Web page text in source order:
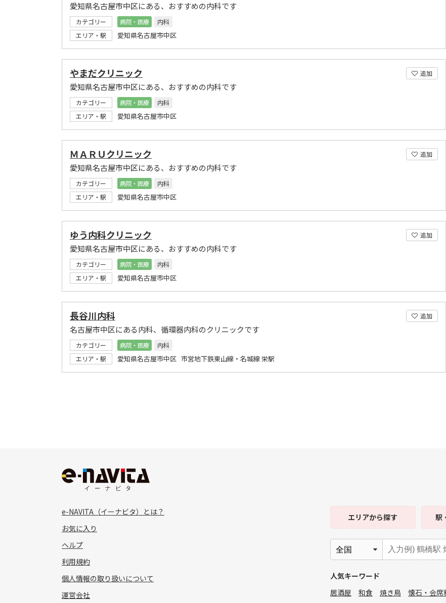
愛知県名古屋市中区にある、おすすめの内科です
カテゴリー 病院・医療
内科
エリア・駅
愛知県名古屋市中区
追加
やまだクリニック
愛知県名古屋市中区にある、おすすめの内科です
カテゴリー 病院・医療
内科
エリア・駅
愛知県名古屋市中区
追加
ＭＡＲＵクリニック
愛知県名古屋市中区にある、おすすめの内科です
カテゴリー 病院・医療
内科
エリア・駅
愛知県名古屋市中区
追加
ゆう内科クリニック
愛知県名古屋市中区にある、おすすめの内科です
カテゴリー 病院・医療
内科
エリア・駅
愛知県名古屋市中区
追加
長谷川内科
名古屋市中区にある内科、循環器内科のクリニックです
カテゴリー 病院・医療
内科
エリア・駅
愛知県名古屋市中区 市営地下鉄東山線・名城線 栄駅
e-NAVITA（イーナビタ）とは？
お気に入り
ヘルプ
利用規約
個人情報の取り扱いについて
運営会社
エリアから探す 駅
人気キーワード
居酒屋
和食 焼き鳥 懐石・会席